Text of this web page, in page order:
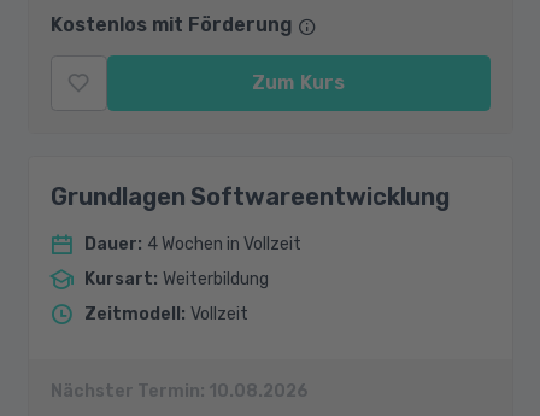
Kostenlos mit Förderung
Zum Kurs
Grundlagen Softwareentwicklung
Dauer: 4 Wochen in Vollzeit
Kursart: Weiterbildung
Zeitmodell : Vollzeit
Nächster Termin: 10.08.2026